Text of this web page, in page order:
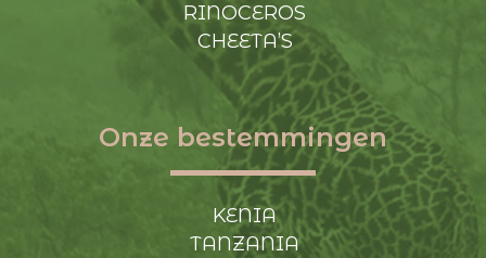
RINOCEROS
CHEETA’S
Onze bestemmingen
KENIA
TANZANIA